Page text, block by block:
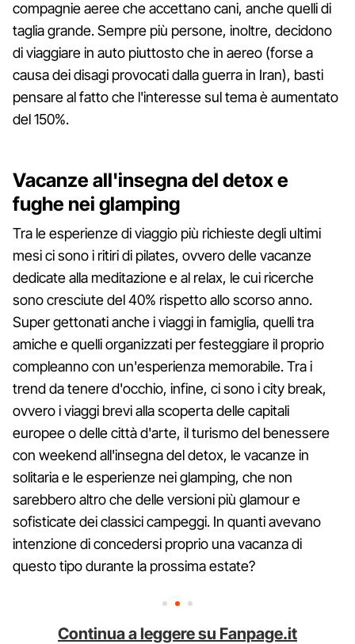
compagnie aeree che accettano cani, anche quelli di
taglia grande. Sempre più persone, inoltre, decidono
di viaggiare in auto piuttosto che in aereo (forse a
causa dei disagi provocati dalla guerra in Iran), basti
pensare al fatto che l'interesse sul tema è aumentato
del 150%.
Vacanze all'insegna del detox e
fughe nei glamping
Tra le esperienze di viaggio più richieste degli ultimi
mesi ci sono i ritiri di pilates, ovvero delle vacanze
dedicate alla meditazione e al relax, le cui ricerche
sono cresciute del 40% rispetto allo scorso anno.
Super gettonati anche i viaggi in famiglia, quelli tra
amiche e quelli organizzati per festeggiare il proprio
compleanno con un'esperienza memorabile. Tra i
trend da tenere d'occhio, infine, ci sono i city break,
ovvero i viaggi brevi alla scoperta delle capitali
europee o delle città d'arte, il turismo del benessere
con weekend all'insegna del detox, le vacanze in
solitaria e le esperienze nei glamping, che non
sarebbero altro che delle versioni più glamour e
sofisticate dei classici campeggi. In quanti avevano
intenzione di concedersi proprio una vacanza di
questo tipo durante la prossima estate?
Continua a leggere su Fanpage.it